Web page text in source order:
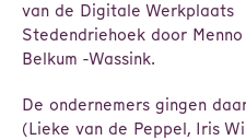
van de Digitale Werkplaats
Stedendriehoek door
Belkum -Wassink.
De ondernemers gingen
(Lieke van de Peppel, Iris